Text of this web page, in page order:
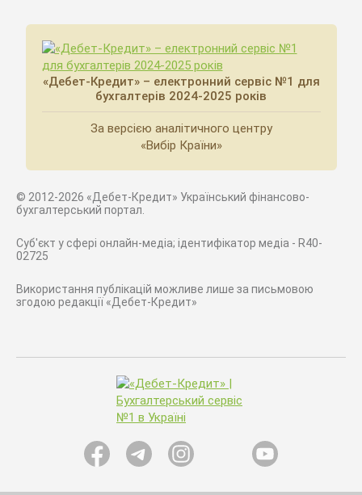
«Дебет-Кредит» – електронний сервіс №1 для
бухгалтерів 2024-2025 років
За версією аналітичного центру
«Вибір Країни»
© 2012-2026 «Дебет-Кредит» Український фінансово-
бухгалтерський портал.
Суб'єкт у сфері онлайн-медіа; ідентифікатор медіа - R40-
02725
Використання публікацій можливе лише за письмовою
згодою редакції «Дебет-Кредит»